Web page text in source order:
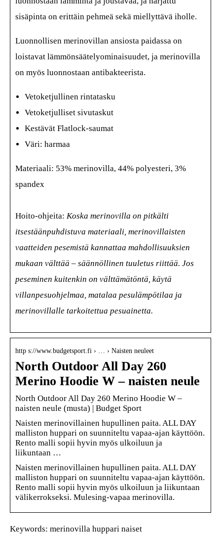
sisäpinta on erittäin pehmeä sekä miellyttävä iholle.
Luonnollisen merinovillan ansiosta paidassa on
loistavat lämmönsäätelyominaisuudet, ja merinovilla
on myös luonnostaan antibakteerista.
Vetoketjullinen rintatasku
Vetoketjulliset sivutaskut
Kestävät Flatlock-saumat
Väri: harmaa
Materiaali: 53% merinovilla, 44% polyesteri, 3%
spandex
Hoito-ohjeita: Koska merinovilla on pitkälti
itsestäänpuhdistuva materiaali, merinovillaisten
vaatteiden pesemistä kannattaa mahdollisuuksien
mukaan välttää – säännöllinen tuuletus riittää. Jos
peseminen kuitenkin on välttämätöntä, käytä
villanpesuohjelmaa, matalaa pesulämpötilaa ja
merinovillalle tarkoitettua pesuainetta.
http s://www.budgetsport.fi › … › Naisten neuleet
North Outdoor All Day 260
Merino Hoodie W – naisten neule
North Outdoor All Day 260 Merino Hoodie W –
naisten neule (musta) | Budget Sport
Naisten merinovillainen hupullinen paita. ALL DAY
malliston huppari on suunniteltu vapaa-ajan käyttöön.
Rento malli sopii hyvin myös ulkoiluun ja
liikuntaan …
Naisten merinovillainen hupullinen paita. ALL DAY
malliston huppari on suunniteltu vapaa-ajan käyttöön.
Rento malli sopii hyvin myös ulkoiluun ja liikuntaan
välikerrokseksi. Mulesing-vapaa merinovilla.
Keywords: merinovilla huppari naiset